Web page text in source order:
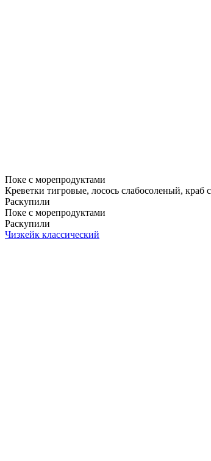
Поке с морепродуктами
Креветки тигровые, лосось слабосоленый, краб
Раскупили
Поке с морепродуктами
Раскупили
Чизкейк классический